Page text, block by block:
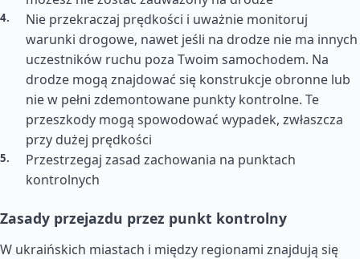
Nie przekraczaj prędkości i uważnie monitoruj
warunki drogowe, nawet jeśli na drodze nie ma innych
uczestników ruchu poza Twoim samochodem. Na
drodze mogą znajdować się konstrukcje obronne lub
nie w pełni zdemontowane punkty kontrolne. Te
przeszkody mogą spowodować wypadek, zwłaszcza
przy dużej prędkości
Przestrzegaj zasad zachowania na punktach
kontrolnych
Zasady przejazdu przez punkt kontrolny
W ukraińskich miastach i między regionami znajdują się